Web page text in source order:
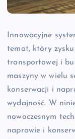
Innowacyjne
temat, który
transportowej i
maszyny w wielu
konserwacji i
wydajność. W
nowoczesnym
naprawie i